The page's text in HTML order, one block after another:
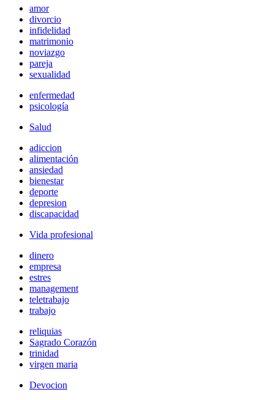
amor
divorcio
infidelidad
matrimonio
noviazgo
pareja
sexualidad
enfermedad
psicología
Salud
adiccion
alimentación
ansiedad
bienestar
deporte
depresion
discapacidad
Vida profesional
dinero
empresa
estres
management
teletrabajo
trabajo
reliquias
Sagrado Corazón
trinidad
virgen maria
Devocion